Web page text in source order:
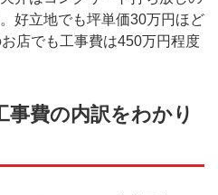
好立地でも坪単価30万円ほど
店でも工事費は450万円程度
事費の内訳をわかり